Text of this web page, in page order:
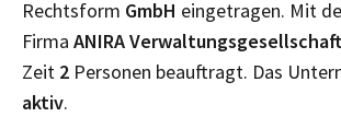
Rechtsform GmbH eingetragen. Mit
Firma ANIRA
Zeit 2 Personen beauftragt. Das
aktiv.